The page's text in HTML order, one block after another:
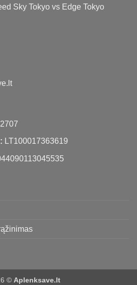
Sky Tokyo vs Edge Tokyo
LT100017363619
© Aplenksave.lt